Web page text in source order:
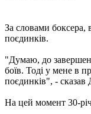
За словами боксера,
поєдинків.
"Думаю, до
боїв. Тоді у мене в
поєдинків", -
На цей момент 30-